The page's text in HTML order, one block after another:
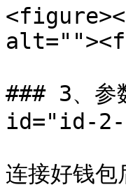
### 3、
id="id-2-
连接好钱